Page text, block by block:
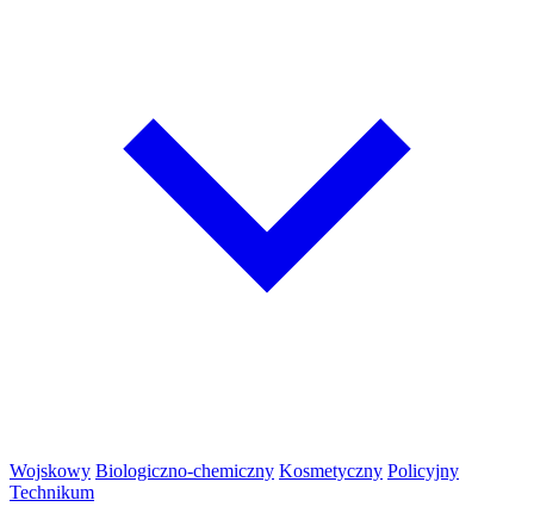
Wojskowy Biologiczno-chemiczny Kosmetyczny Policyjny
Technikum